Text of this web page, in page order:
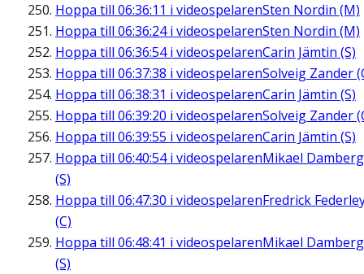
Hoppa till 06:36:11 i videospelarenSten Nordin (M)
Hoppa till 06:36:24i videospelarenSten Nordin (M)
Hoppa till 06:36:54i videospelarenCarin Jämtin (S)
Hoppa till 06:37:38 i videospelarenSolveig Zander
Hoppa till 06:38:31 i videospelarenCarin Jämtin (S)
Hoppa till 06:39:20 i videospelarenSolveig Zander
Hoppa till 06:39:55 i videospelarenCarin Jämtin (S)
Hoppa till 06:40:54i videospelarenMikael Damberg
(S)
Hoppa till 06:47:30 i videospelarenFredrick
(C)
Hoppa till 06:48:41 i videospelarenMikael Damberg
(S)